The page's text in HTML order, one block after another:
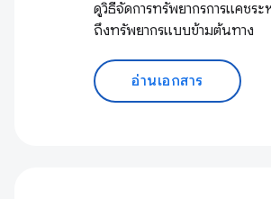
ดูวิธีจัดการทรัพยากรการแคชระ
ถึงทรัพยากรแบบข้ามต้นทาง
อ่านเอกสาร